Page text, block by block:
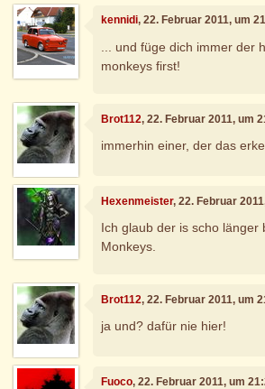
kennidi, 22. Februar 2011, um
... und füge dich immer der
monkeys first!
Brot112, 22. Februar 2011, um
immerhin einer, der das
Hexenmeister, 22. Februar
Ich glaub der is scho länger
Monkeys.
Brot112, 22. Februar 2011, um
ja und? dafür nie hier!
Fuoco, 22. Februar 2011, um